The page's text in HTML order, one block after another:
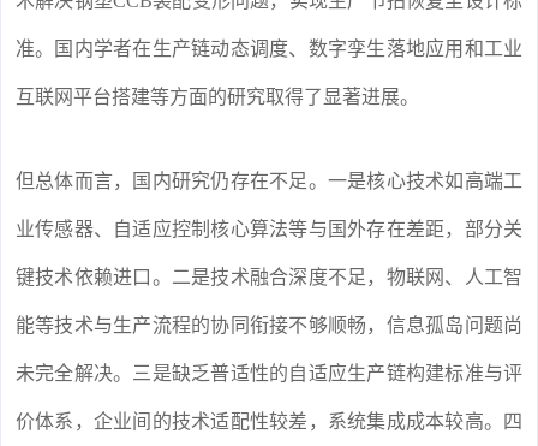
准。国内学者在生产链动态调度、数字孪生落地应用和工业
互联网平台搭建等方面的研究取得了显著进展。
但总体而言，国内研究仍存在不足。一是核心技术如高端工
业传感器、自适应控制核心算法等与国外存在差距，部分关
键技术依赖进口。二是技术融合深度不足，物联网、人工智
能等技术与生产流程的协同衔接不够顺畅，信息孤岛问题尚
未完全解决。三是缺乏普适性的自适应生产链构建标准与评
价体系，企业间的技术适配性较差，系统集成成本较高。四